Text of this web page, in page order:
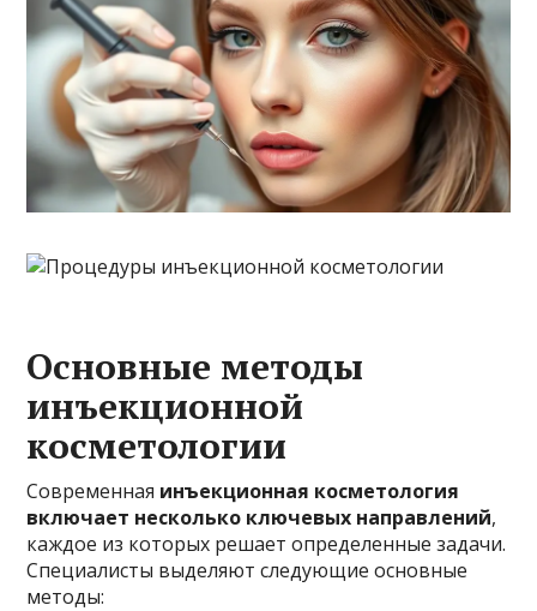
Основные методы
инъекционной
косметологии
Современная инъекционная косметология
включает несколько ключевых направлений,
каждое из которых решает определенные задачи.
Специалисты выделяют следующие основные
методы: